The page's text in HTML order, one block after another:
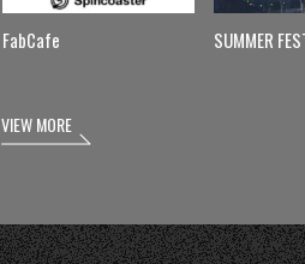
FabCafe SUMMER
VIEW MORE